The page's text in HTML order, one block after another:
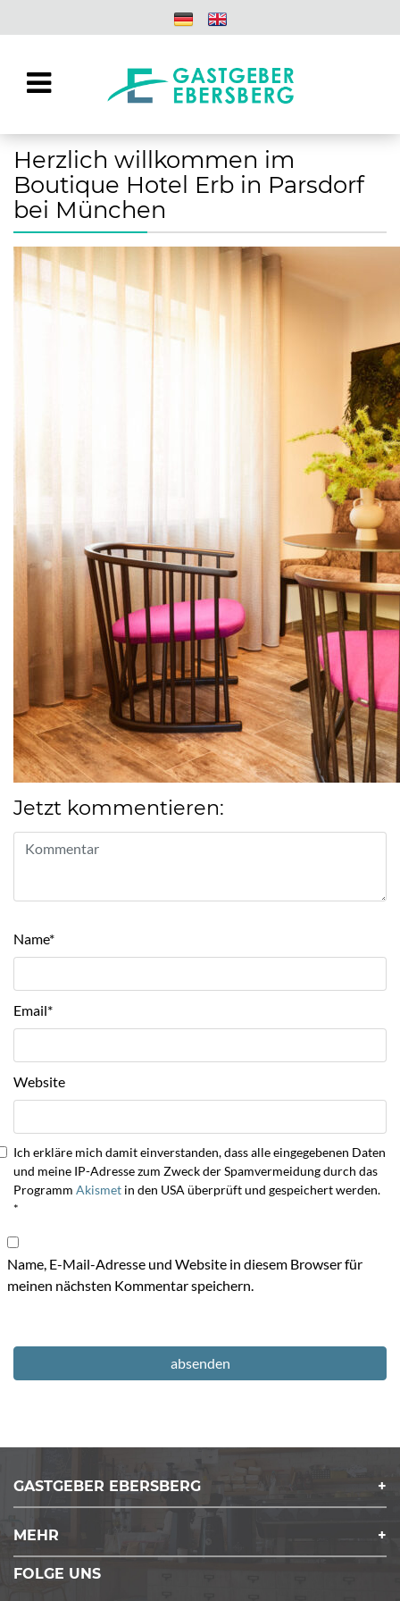
Herzlich willkommen im
Boutique Hotel Erb in Parsdorf
bei München
Jetzt kommentieren:
Name*
Email*
Website
Ich erkläre mich damit einverstanden, dass alle eingegebenen Daten
und meine IP-Adresse zum Zweck der Spamvermeidung durch das
Programm Akismet in den USA überprüft und gespeichert werden.
*
Name, E-Mail-Adresse und Website in diesem Browser für
meinen nächsten Kommentar speichern.
GASTGEBER EBERSBERG
MEHR
FOLGE UNS